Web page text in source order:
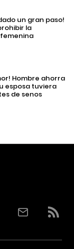
un gran paso!
la
Hombre ahorra
esposa tuviera
de senos
CorreoRSS